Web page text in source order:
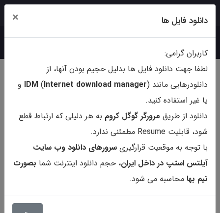
ورود ثبت‌نام
کتاب Robert Stevenson
دانلود فایل ها ×
کاربران گرامی:
لطفا جهت دانلود فایل ها بدلیل حجیم بودن آنها، از
دانلودرهایی مانند (
Internet download manager
)
IDM و
یا غیر استفاده کنید.
دانلود از طریق مرورگر گوگل کروم به هر دلیلی که ارتباط قطع
شود، قابلیت Resume مطمئنی ندارد.
با توجه به موقعیت قرارگیری سرورهای دانلود وب سایت
آیلتس استپ در داخل ایران، حجم دانلود اینترنت شما بصورت
نیم بها محاسبه می شود.